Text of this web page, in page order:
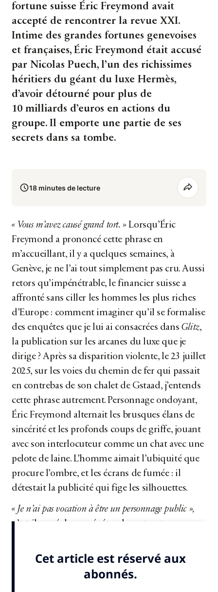
fortune suisse Éric Freymond avait
accepté de rencontrer la revue XXI.
Intime des grandes fortunes genevoises
et françaises, Éric Freymond était accusé
par Nicolas Puech, l’un des richissimes
héritiers du géant du luxe Hermès,
d’avoir détourné pour plus de
10 milliards d’euros en actions du
groupe. Il emporte une partie de ses
secrets dans sa tombe.
18 minutes de lecture
« Vous m’avez causé grand tort. » Lorsqu’Éric
Freymond a prononcé cette phrase en
m’accueillant, il y a quelques semaines, à
Genève, je ne l’ai tout simplement pas cru. Aussi
retors qu’impénétrable, le financier suisse a
affronté sans ciller les hommes les plus riches
d’Europe : comment imaginer qu’il se formalise
des enquêtes que je lui ai consacrées dans Glitz,
la publication sur les arcanes du luxe que je
dirige ? Après sa disparition violente, le 23 juillet
2025, sur les voies du chemin de fer qui passait
en contrebas de son chalet de Gstaad, j’entends
cette phrase autrement. Personnage ondoyant,
Éric Freymond alternait les brusques élans de
sincérité et les profonds coups de griffe, jouant
avec son interlocuteur comme un chat avec une
pelote de laine. L’homme aimait l’ubiquité que
procure l’ombre, et les écrans de fumée : il
détestait la publicité qui fige les silhouettes.
« Je n’ai pas vocation à être un personnage public »,
n’a-t-il cessé de me répéter durant notre